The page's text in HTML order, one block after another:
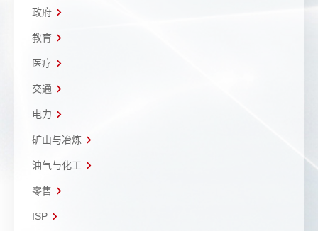
政府
教育
医疗
交通
电力
矿山与冶炼
油气与化工
零售
ISP